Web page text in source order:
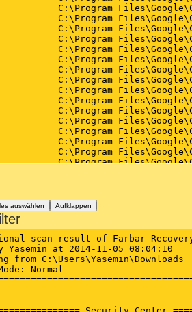
auswählen Aufklappen
scan result of Farbar
Yasemin at 2014-11-05 08:04:10
from C:\Users\Yasemin\Downloads
Normal